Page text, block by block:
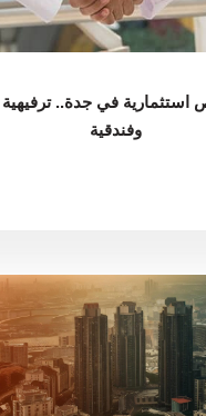
5 فرص استثمارية في جدة..
وفندقية